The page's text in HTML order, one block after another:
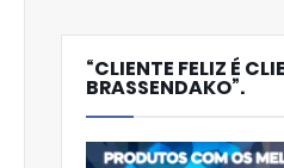
“CLIENTE FELIZ É
BRASSENDAKO”.